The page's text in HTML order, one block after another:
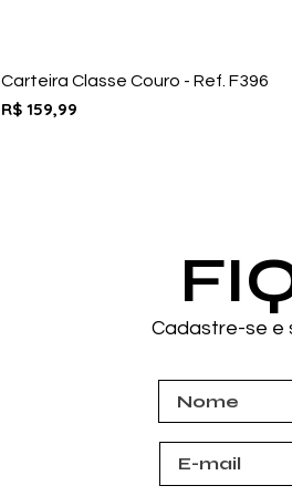
Carteira Classe Couro - Ref. F396
Preço
R$ 159,99
Cadastre-se e